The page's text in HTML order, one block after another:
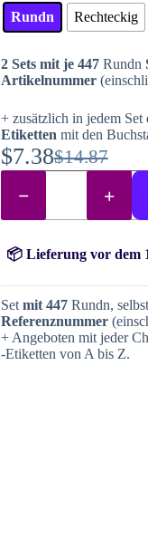
Rundn
Rechteckig
2 Sets mit je 447Rundn
Artikelnummer
+ zusätzlich in jedem Set
Etiketten mit den
$14.87
war:
$14.87
$7.38Aktueller
ist:
$7.38.
Farbangaben
Nummer
📦 Lieferung vor dem
Set mit 447Rundn,
Referenznummer
+ Angeboten mit jeder
-Etiketten von A bis Z.